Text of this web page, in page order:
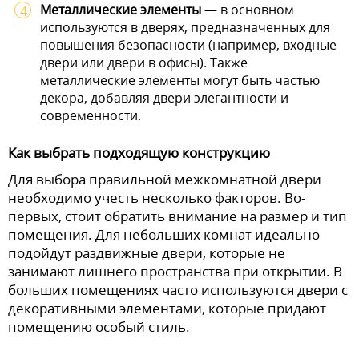
Металлические элементы— в основном
используются в дверях, предназначенных для
повышения безопасности (например, входные
двери или двери в офисы). Также
металлические элементы могут быть частью
декора, добавляя двери элегантности и
современности.
Как выбрать подходящую конструкцию
Для выбора правильной межкомнатной двери
необходимо учесть несколько факторов. Во-
первых, стоит обратить внимание на размер и тип
помещения. Для небольших комнат идеально
подойдут раздвижные двери, которые не
занимают лишнего пространства при открытии. В
больших помещениях часто используются двери с
декоративными элементами, которые придают
помещению особый стиль.